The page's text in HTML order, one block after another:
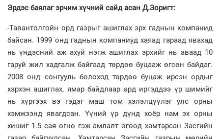
Эрдэс баялаг эрчим хүчний сайд асан Д.Зоригт:
-Тавантолгойн орд газрыг ашиглах эрх гаднын компанид
байсан. 1999 онд гаднын компаниуд хаяад гараад явахад
нь үндэсний аж ахуй нэгж ашиглах эрхийг нь аваад 10
гаруй жил хадгалж байгаад төрдөө буцааж өгсөн байдаг.
2008 онд сонгууль болоход төрдөө буцаж ирсэн ордыг
хэрхэн ашиглах, ямар байдлаар ард иргэддээ үр шимийг
нь хүртээх вэ гэдэг маш том хэлэлцүүлэг улс орны
хэмжээнд явагдсан. Үүний үр дүнд хоёр нам эх орны
хишиг 1.5 сая өгнө гэж амлалт өгөөд хамтарсан Засгийн